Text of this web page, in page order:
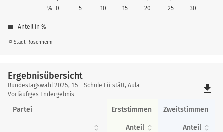
0 5 10 15 20 25 30
%
© Stadt Rosenheim
Anteil in %
Ergebnisübersicht
Ergebnisübersicht
Bundestagswahl 2025, 15 - Schule Fürstätt, Aula
Vorläufiges Endergebnis
file_download
Partei Erststimmen Zweitstimmen
Anteil Anteil